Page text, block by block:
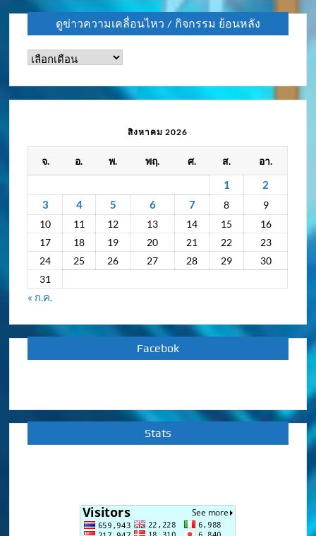
ดูข่าวความเคลื่อนไหว / กิจกรรม ย้อนหลัง
ดู
กิจกรรม
ย้อน
สิงหาคม 2026
จ. อ. พ. พฤ. ศ. ส. อา.
1
2
3
4 5 6 7 8
9
10
11 12 13 14 15
16
17
18 19 20 21 22
23
24
25 26 27 28 29
30
31
« ก.ค.
Facebok
Stats